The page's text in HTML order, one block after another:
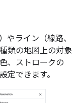
やライン（線路、
類の地図上の対象
、ストロークの
定できます。